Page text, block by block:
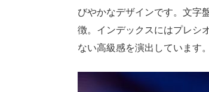
びやかなデザインです。文字
徴。インデックスにはプレシ
ない高級感を演出しています。